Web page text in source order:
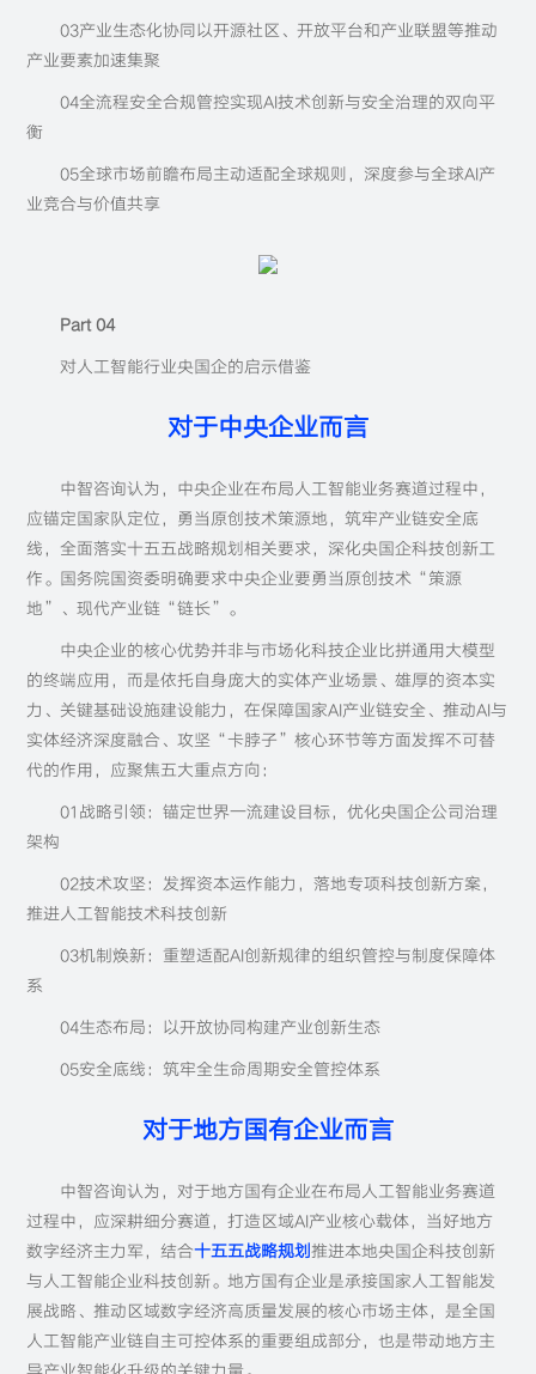
03产业生态化协同以开源社区、开放平台和产业联盟等推动
产业要素加速集聚
04全流程安全合规管控实现AI技术创新与安全治理的双向平
衡
05全球市场前瞻布局主动适配全球规则，深度参与全球AI产
业竞合与价值共享
Part 04
对人工智能行业央国企的启示借鉴
对于中央企业而言
中智咨询认为，中央企业在布局人工智能业务赛道过程中，
应锚定国家队定位，勇当原创技术策源地，筑牢产业链安全底
线，全面落实十五五战略规划相关要求，深化央国企科技创新工
作。国务院国资委明确要求中央企业要勇当原创技术“策源
地”、现代产业链“链长”。
中央企业的核心优势并非与市场化科技企业比拼通用大模型
的终端应用，而是依托自身庞大的实体产业场景、雄厚的资本实
力、关键基础设施建设能力，在保障国家AI产业链安全、推动AI与
实体经济深度融合、攻坚“卡脖子”核心环节等方面发挥不可替
代的作用，应聚焦五大重点方向：
01战略引领：锚定世界一流建设目标，优化央国企公司治理
架构
02技术攻坚：发挥资本运作能力，落地专项科技创新方案，
推进人工智能技术科技创新
03机制焕新：重塑适配AI创新规律的组织管控与制度保障体
系
04生态布局：以开放协同构建产业创新生态
05安全底线：筑牢全生命周期安全管控体系
对于地方国有企业而言
中智咨询认为，对于地方国有企业在布局人工智能业务赛道
过程中，应深耕细分赛道，打造区域AI产业核心载体，当好地方
数字经济主力军，结合十五五战略规划推进本地央国企科技创新
与人工智能企业科技创新。地方国有企业是承接国家人工智能发
展战略、推动区域数字经济高质量发展的核心市场主体，是全国
人工智能产业链自主可控体系的重要组成部分，也是带动地方主